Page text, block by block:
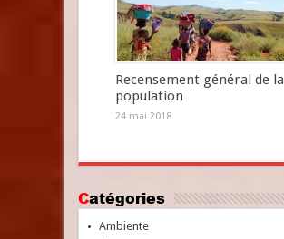
Recensement général de la
population
24 mai 2018
Catégories
Ambiente